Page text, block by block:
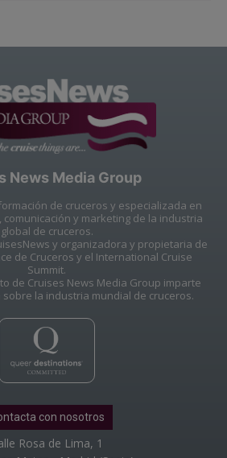
News Media Group
de cruceros y especializada en
y marketing de la industria
global de cruceros.
y organizadora y propietaria de
de Cruceros y el International Cruise
Summit.
de Cruises News Media Group imparte
la industria mundial de cruceros.
con nosotros
Rosa de Lima, 1